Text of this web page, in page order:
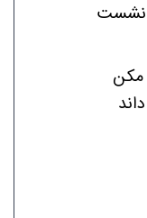
نشست
مکن
داند